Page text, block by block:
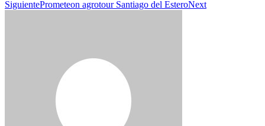
SiguientePrometeon agrotour Santiago del EsteroNext